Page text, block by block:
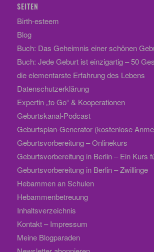
SEITEN
Birth-esteem
Blog
Buch: Das Geheimnis einer schönen
Buch: Jede Geburt ist einzigartig – 50
die elementarste Erfahrung des Lebens
Datenschutzerklärung
Expertin „to Go“ & Kooperationen
Geburtskanal-Podcast
Geburtsplan-Generator (kostenlose
Geburtsvorbereitung – Onlinekurs
Geburtsvorbereitung in Berlin – Ein Kurs
Geburtsvorbereitung in Berlin – Zwillinge
Hebammen an Schulen
Hebammenbetreuung
Inhaltsverzeichnis
Kontakt – Impressum
Meine Blogparaden